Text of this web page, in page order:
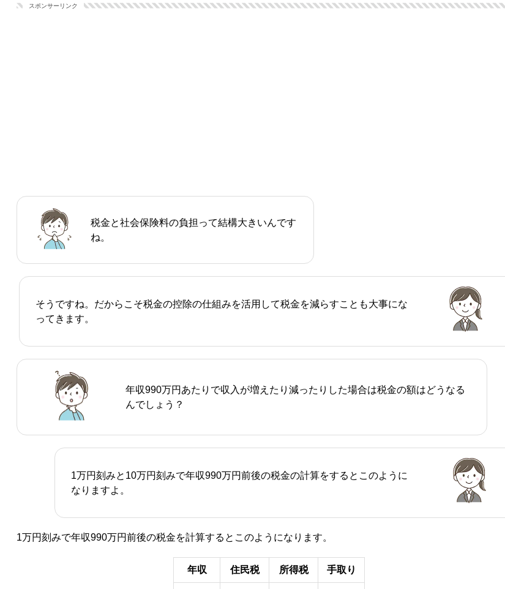
スポンサーリンク
税金と社会保険料の負担って結構大きいんです
ね。
そうですね。だからこそ税金の控除の仕組みを活用して税金を減らすことも大事にな
ってきます。
年収990万円あたりで収入が増えたり減ったりした場合は税金の額はどうなる
んでしょう？
1万円刻みと10万円刻みで年収990万円前後の税金の計算をするとこのように
なりますよ。
1万円刻みで年収990万円前後の税金を計算するとこのようになります。
年収 住民税 所得税 手取り